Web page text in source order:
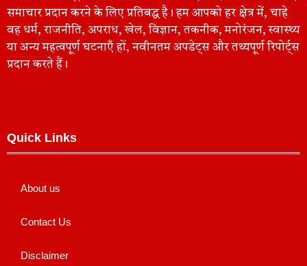
समाचार प्रदान करने के लिए प्रतिबद्ध है। हम आपको हर क्षेत्र में, चाहे
वह धर्म, राजनीति, अपराध, खेल, विज्ञान, तकनीक, मनोरंजन, स्वास्थ्य
या अन्य महत्वपूर्ण घटनाएँ हों, नवीनतम अपडेट्स और तथ्यपूर्ण रिपोर्ट्स
प्रदान करते हैं।
Quick Links
About us
Contact Us
Disclaimer